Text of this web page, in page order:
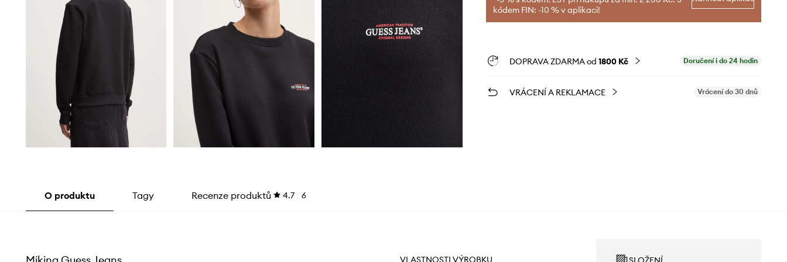
kódem FIN: -10 % v aplikaci!
DOPRAVA ZDARMA od 1800 Kč Doručení i do 24 hodin
VRÁCENÍ A REKLAMACE Vrácení do 30 dnů
O produktu Tagy Recenze produktů 4.7 6
VLASTNOSTI VÝROBKU